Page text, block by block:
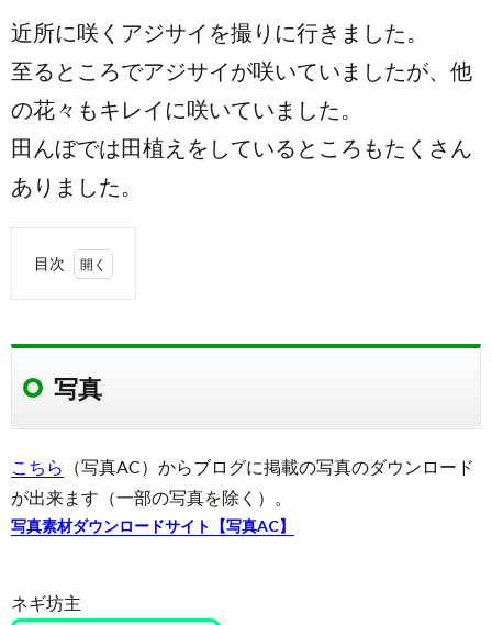
近所に咲くアジサイを撮りに行きました。
至るところでアジサイが咲いていましたが、他
の花々もキレイに咲いていました。
田んぼでは田植えをしているところもたくさん
ありました。
目次
1.
撮影場
所
写真
こちら
（写真AC）からブログに掲載の写真のダウンロード
が出来ます（一部の写真を除く）。
写真素材ダウンロードサイト【写真AC】
ネギ坊主